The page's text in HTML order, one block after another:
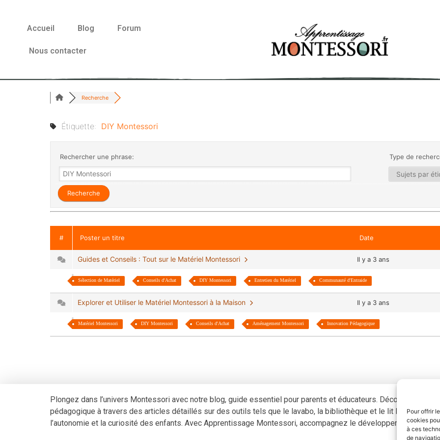
Pour offrir
cookies
à ces
de
Accueil Blog Forum
Nous contacter
Recherche
Étiquette: DIY Montessori
Rechercher une phrase: Type de
# Poster un titre Date
Guides et Conseils : Tout sur le Matériel Montessori Il y a 3 ans
Sélection de Matériel Conseils d'Achat DIY Montessori Entretien du Matériel Communauté d'Entraide
Explorer et Utiliser le Matériel Montessori à la Maison Il y a 3 ans
Matériel Montessori DIY Montessori Conseils d'Achat Aménagement Montessori Innovation Pédagogique
Plongez dans l’univers Montessori avec notre blog, guide essentiel pour parents et éducateurs. Découvrez
pédagogique à travers des articles détaillés sur des outils tels que le lavabo, la bibliothèque et le lit Montessori,
l’autonomie et la curiosité des enfants. Avec Apprentissage Montessori, accompagnez le développement